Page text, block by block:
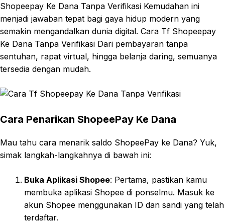
Shopeepay Ke Dana Tanpa Verifikasi Kemudahan ini
menjadi jawaban tepat bagi gaya hidup modern yang
semakin mengandalkan dunia digital. Cara Tf Shopeepay
Ke Dana Tanpa Verifikasi Dari pembayaran tanpa
sentuhan, rapat virtual, hingga belanja daring, semuanya
tersedia dengan mudah.
Cara Penarikan ShopeePay Ke Dana
Mau tahu cara menarik saldo ShopeePay ke Dana? Yuk,
simak langkah-langkahnya di bawah ini:
Buka Aplikasi Shopee: Pertama, pastikan kamu
membuka aplikasi Shopee di ponselmu. Masuk ke
akun Shopee menggunakan ID dan sandi yang telah
terdaftar.